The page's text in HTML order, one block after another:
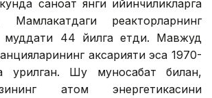
саноат янги қийинчиликларга
Мамлакатдаги реакторларнинг
44 йилга етди. Мавжуд
аксарияти эса 1970-
қурилган. Шу муносабат билан,
атом энергетикасини